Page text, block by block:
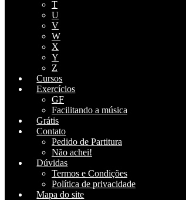
T
U
V
W
X
Y
Z
Cursos
Exercícios
GF
Facilitando a música
Grátis
Contato
Pedido de Partitura
Não achei!
Dúvidas
Termos e Condições
Política de privacidade
Mapa do site